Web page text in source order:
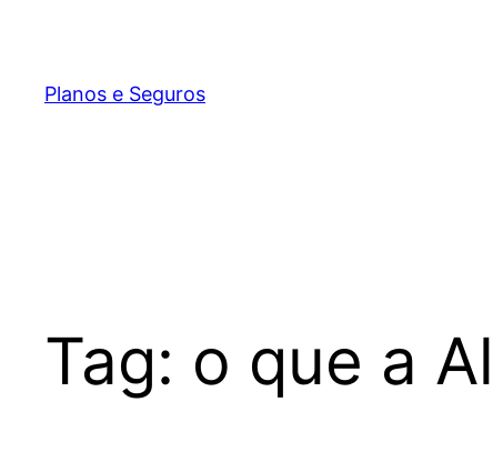
Planos e Seguros
Tag: o que a